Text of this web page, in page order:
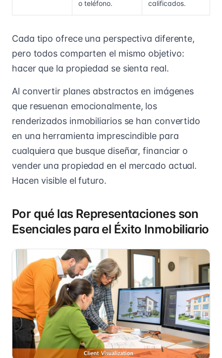
o teléfono.
calificados.
Cada tipo ofrece una perspectiva diferente,
pero todos comparten el mismo objetivo:
hacer que la propiedad se sienta real.
Al convertir planes abstractos en imágenes
que resuenan emocionalmente, los
renderizados inmobiliarios se han convertido
en una herramienta imprescindible para
cualquiera que busque diseñar, financiar o
vender una propiedad en el mercado actual.
Hacen visible el futuro.
Por qué las Representaciones son
Esenciales para el Éxito Inmobiliario